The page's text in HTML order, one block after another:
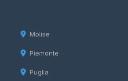
Molise
Piemonte
Puglia